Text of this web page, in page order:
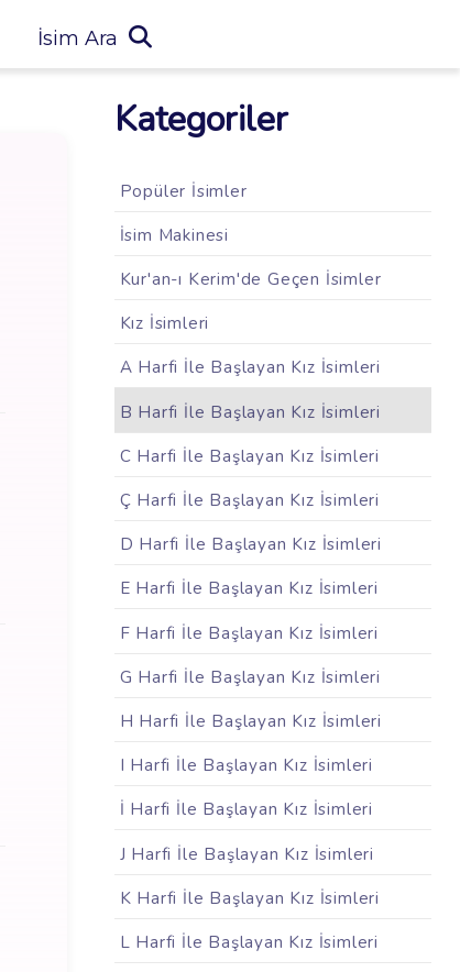
İsim Ara
Kategoriler
Popüler İsimler
İsim Makinesi
Kur'an-ı Kerim'de Geçen İsimler
Kız İsimleri
A Harfi İle Başlayan Kız İsimleri
B Harfi İle Başlayan Kız İsimleri
C Harfi İle Başlayan Kız İsimleri
Ç Harfi İle Başlayan Kız İsimleri
D Harfi İle Başlayan Kız İsimleri
E Harfi İle Başlayan Kız İsimleri
F Harfi İle Başlayan Kız İsimleri
G Harfi İle Başlayan Kız İsimleri
H Harfi İle Başlayan Kız İsimleri
I Harfi İle Başlayan Kız İsimleri
İ Harfi İle Başlayan Kız İsimleri
J Harfi İle Başlayan Kız İsimleri
K Harfi İle Başlayan Kız İsimleri
L Harfi İle Başlayan Kız İsimleri